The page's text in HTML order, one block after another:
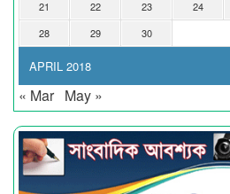
APRIL 2018
21
22 23 24
28
29 30
« Mar May »